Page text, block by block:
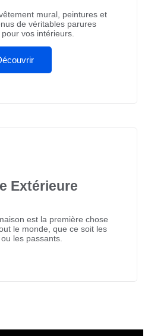
mural, peintures et
de véritables parures
vos intérieurs.
Extérieure
est la première chose
le monde, que ce soit les
les passants.